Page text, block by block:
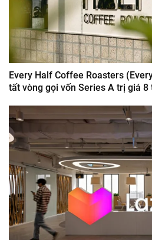
Every Half Coffee Roasters
tất vòng gọi vốn Series A trị giá 8